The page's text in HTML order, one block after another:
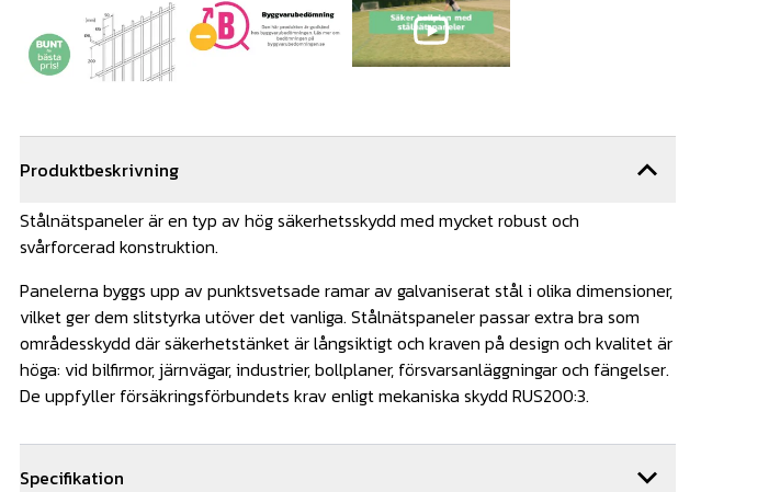
Produktbeskrivning
Stålnätspaneler är en typ av hög säkerhetsskydd med mycket robust och
svårforcerad konstruktion.
Panelerna byggs upp av punktsvetsade ramar av galvaniserat stål i olika dimensioner,
vilket ger dem slitstyrka utöver det vanliga. Stålnätspaneler passar extra bra som
områdesskydd där säkerhetstänket är långsiktigt och kraven på design och kvalitet är
höga: vid bilfirmor, järnvägar, industrier, bollplaner, försvarsanläggningar och fängelser.
De uppfyller försäkringsförbundets krav enligt mekaniska skydd RUS200:3.
Specifikation